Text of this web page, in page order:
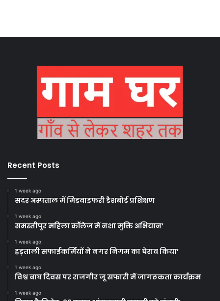
Recent Posts
1 week ago
सदर अस्पताल में मिडवाइफरी डैशबोर्ड प्रशिक्षण
1 week ago
समस्तीपुर महिला कॉलेज में नशा मुक्ति अभियान’
1 week ago
हड़ताली सफाईकर्मियों ने नगर निगम का घेराव किया’
1 week ago
विश्व बाघ दिवस पर राजगीर जू सफारी में जागरूकता कार्यक्रम
1 week ago